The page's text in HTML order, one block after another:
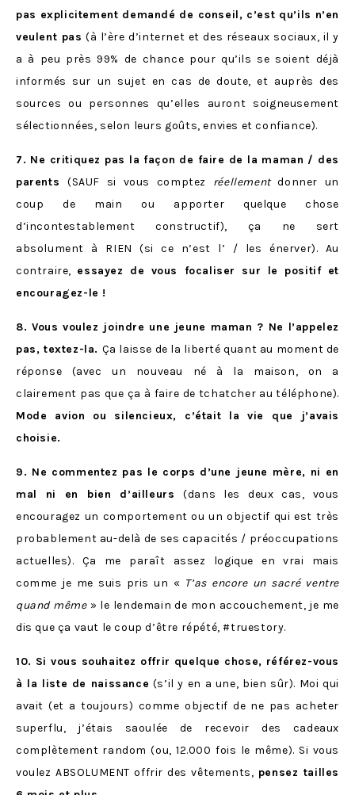
pas explicitement demandé de conseil, c’est qu’ils n’en
veulent pas (à l’ère d’internet et des réseaux sociaux, il y
a à peu près 99% de chance pour qu’ils se soient déjà
informés sur un sujet en cas de doute, et auprès des
sources ou personnes qu’elles auront soigneusement
sélectionnées, selon leurs goûts, envies et confiance).
7. Ne critiquez pas la façon de faire de la maman / des
parents (SAUF si vous comptez réellementdonner un
coup de main ou apporter quelque chose
d’incontestablement constructif), ça ne sert
absolument à RIEN (si ce n’est l’ / les énerver). Au
contraire, essayez de vous focaliser sur le positif et
encouragez-le !
8. Vous voulez joindre une jeune maman ? Ne l’appelez
pas, textez-la. Ça laisse de la liberté quant au moment de
réponse (avec un nouveau né à la maison, on a
clairement pas que ça à faire de tchatcher au téléphone).
Mode avion ou silencieux, c’était la vie que j’avais
choisie.
9. Ne commentez pas le corps d’une jeune mère, ni en
mal ni en bien d’ailleurs(dans les deux cas, vous
encouragez un comportement ou un objectif qui est très
probablement au-delà de ses capacités / préoccupations
actuelles). Ça me paraît assez logique en vrai mais
comme je me suis pris un « T’as encore un sacré ventre
quand même» le lendemain de mon accouchement, je me
dis que ça vaut le coup d’être répété, #truestory.
10. Si vous souhaitez offrir quelque chose, référez-vous
à la liste de naissance (s’il y en a une, bien sûr). Moi qui
avait (et a toujours) comme objectif de ne pas acheter
superflu, j’étais saoulée de recevoir des cadeaux
complètement random (ou, 12.000 fois le même). Si vous
voulez ABSOLUMENT offrir des vêtements, pensez tailles